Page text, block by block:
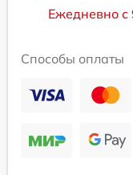
Ежедневно с
Способы оплаты